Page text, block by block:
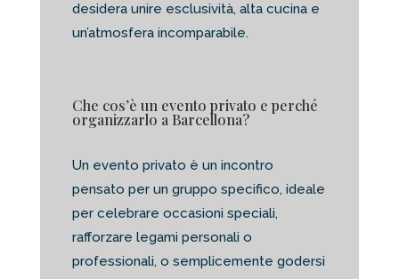
desidera unire esclusività, alta cucina e
un’atmosfera incomparabile.
Che cos’è un evento privato e perché
organizzarlo a Barcellona?
Un evento privato è un incontro
pensato per un gruppo specifico, ideale
per celebrare occasioni speciali,
rafforzare legami personali o
professionali, o semplicemente godersi